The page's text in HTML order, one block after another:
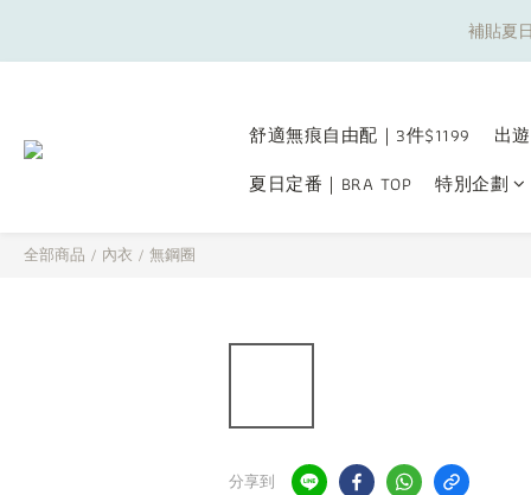
補貼夏
補貼夏
舒適無痕自由配｜3件$1199
出
夏日定番｜BRA TOP
特別企劃
全部商品 / 內衣 / 無鋼圈
分享到